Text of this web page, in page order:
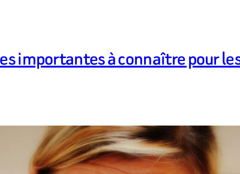
importantes à connaître pour